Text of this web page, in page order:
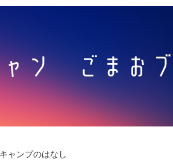
ャンプのはなし